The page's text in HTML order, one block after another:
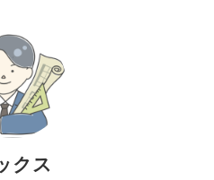
クス